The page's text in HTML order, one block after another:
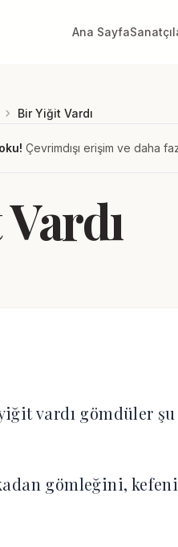
Ana Sayfa
chevron_right Bir Yiğit Vardı
Çevrimdışı erişim ve daha
vardı gömdüler şu
gömleğini,